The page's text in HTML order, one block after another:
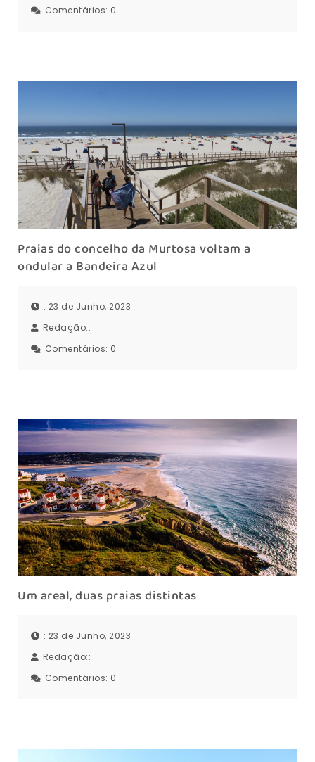
Comentários: 0
Praias do concelho da Murtosa voltam a
ondular a Bandeira Azul
: 23 de Junho, 2023
Redação::
Comentários: 0
Um areal, duas praias distintas
: 23 de Junho, 2023
Redação::
Comentários: 0